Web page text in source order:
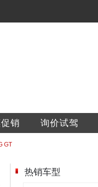
销 询价试驾
GT
热销车型